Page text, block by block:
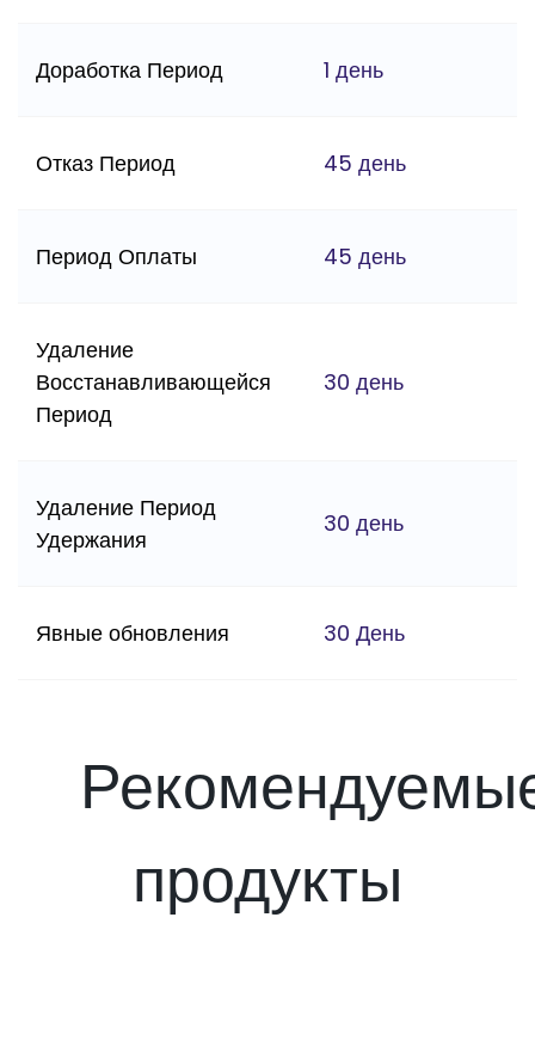
Доработка Период 1 день
Отказ Период 45 день
Период Оплаты 45 день
Удаление
Восстанавливающейся
Период
30 день
Удаление Период
Удержания
30 день
Явные обновления 30 День
продукты